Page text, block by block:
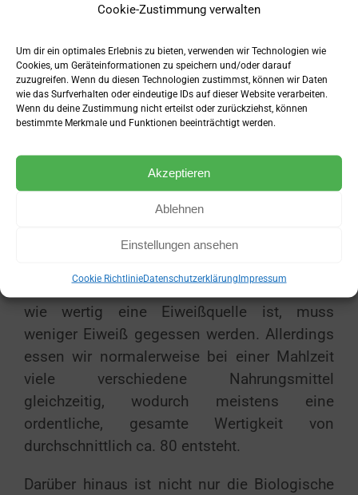
Cookie-Zustimmung verwalten
Um dir ein optimales Erlebnis zu bieten, verwenden wir Technologien wie
Cookies, um Geräteinformationen zu speichern und/oder darauf
zuzugreifen. Wenn du diesen Technologien zustimmst, können wir Daten
wie das Surfverhalten oder eindeutige IDs auf dieser Website verarbeiten.
Wenn du deine Zustimmung nicht erteilst oder zurückziehst, können
bestimmte Merkmale und Funktionen beeinträchtigt werden.
Akzeptieren
Ablehnen
Einstellungen ansehen
Cookie RichtlinieDatenschutzerklärungImpressum
54
Eiweiß in der Praxis
bessere Biologische Wertigkeit als
wie wertig eine Eiweißquelle ist, muss
weniger Eiweiß gegessen werden. Allerdings
essen wir normalerweise bei einer Mahlzeit
viele verschiedene Nahrungsmittel
gleichzeitig, wodurch meistens eine
ordentliche, gesamte Wertigkeit von
durchschnittlich ca. 80 entsteht.
Darüber hinaus ist nicht nur die Biologische